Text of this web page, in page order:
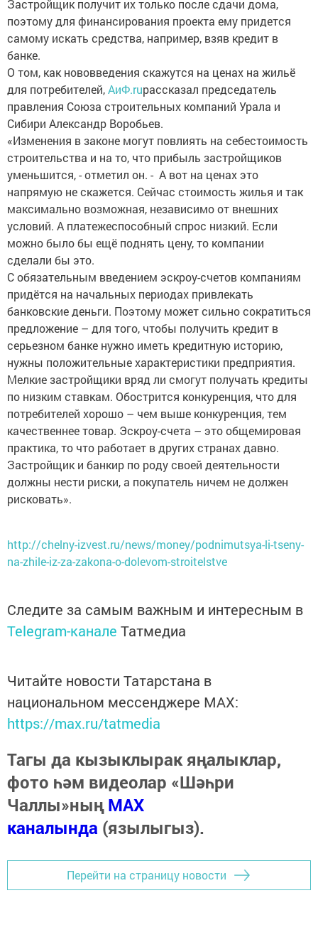
Застройщик получит их только после сдачи дома,
поэтому для финансирования проекта ему придется
самому искать средства, например, взяв кредит в
банке.
О том, как нововведения скажутся на ценах на жильё
для потребителей,АиФ.ruрассказал председатель
правления Союза строительных компаний Урала и
Сибири Александр Воробьев.
«Изменения в законе могут повлиять на себестоимость
строительства и на то, что прибыль застройщиков
уменьшится, - отметил он. - А вот на ценах это
напрямую не скажется. Сейчас стоимость жилья и так
максимально возможная, независимо от внешних
условий. А платежеспособный спрос низкий. Если
можно было бы ещё поднять цену, то компании
сделали бы это.
С обязательным введением эскроу-счетов компаниям
придётся на начальных периодах привлекать
банковские деньги. Поэтому может сильно сократиться
предложение – для того, чтобы получить кредит в
серьезном банке нужно иметь кредитную историю,
нужны положительные характеристики предприятия.
Мелкие застройщики вряд ли смогут получать кредиты
по низким ставкам. Обострится конкуренция, что для
потребителей хорошо – чем выше конкуренция, тем
качественнее товар. Эскроу-счета – это общемировая
практика, то что работает в других странах давно.
Застройщик и банкир по роду своей деятельности
должны нести риски, а покупатель ничем не должен
рисковать».
http://chelny-izvest.ru/news/money/podnimutsya-li-tseny-
na-zhile-iz-za-zakona-o-dolevom-stroitelstve
Следите за самым важным и интересным в
Telegram-канале Татмедиа
Читайте новости Татарстана в
национальном мессенджере MАХ:
https://max.ru/tatmedia
Тагы да кызыклырак яңалыклар,
фото һәм видеолар «Шәһри
Чаллы»ныңMAX
каналында (язылыгыз).
Перейти на страницу новости